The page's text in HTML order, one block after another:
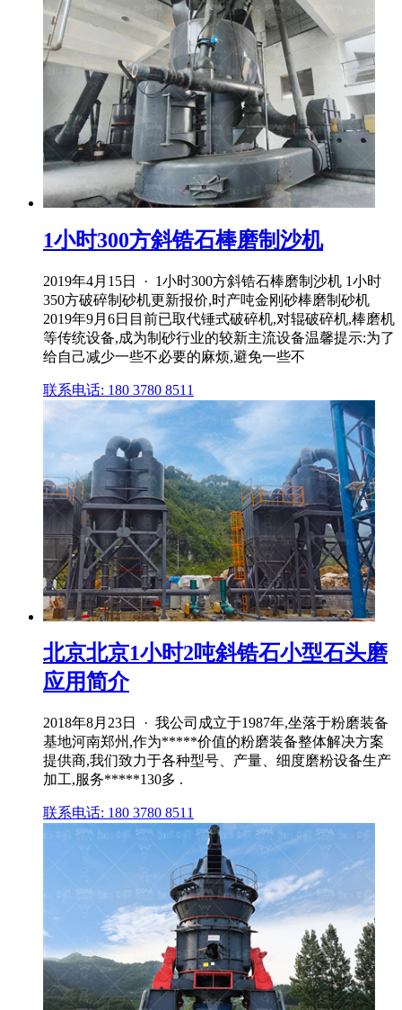
1小时300方斜锆石棒磨制沙机
2019年4月15日 · 1小时300方斜锆石棒磨制沙机 1小时
350方破碎制砂机更新报价,时产吨金刚砂棒磨制砂机
2019年9月6日目前已取代锤式破碎机,对辊破碎机,棒磨机
等传统设备,成为制砂行业的较新主流设备温馨提示:为了
给自己减少一些不必要的麻烦,避免一些不
联系电话: 180 3780 8511
北京北京1小时2吨斜锆石小型石头磨
应用简介
2018年8月23日 · 我公司成立于1987年,坐落于粉磨装备
基地河南郑州,作为*****价值的粉磨装备整体解决方案
提供商,我们致力于各种型号、产量、细度磨粉设备生产
加工,服务*****130多 .
联系电话: 180 3780 8511